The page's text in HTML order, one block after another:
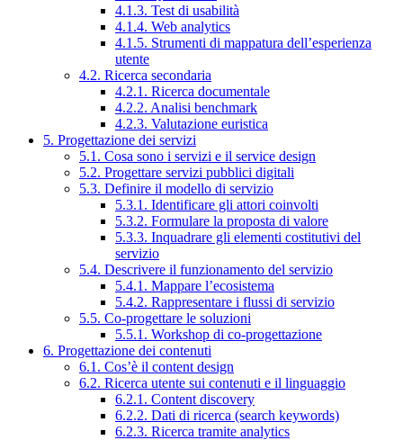
4.1.3. Test di usabilità
4.1.4. Web analytics
4.1.5. Strumenti di mappatura dell’esperienza
utente
4.2. Ricerca secondaria
4.2.1. Ricerca documentale
4.2.2. Analisi benchmark
4.2.3. Valutazione euristica
5. Progettazione dei servizi
5.1. Cosa sono i servizi e il service design
5.2. Progettare servizi pubblici digitali
5.3. Definire il modello di servizio
5.3.1. Identificare gli attori coinvolti
5.3.2. Formulare la proposta di valore
5.3.3. Inquadrare gli elementi costitutivi del
servizio
5.4. Descrivere il funzionamento del servizio
5.4.1. Mappare l’ecosistema
5.4.2. Rappresentare i flussi di servizio
5.5. Co-progettare le soluzioni
5.5.1. Workshop di co-progettazione
6. Progettazione dei contenuti
6.1. Cos’è il content design
6.2. Ricerca utente sui contenuti e il linguaggio
6.2.1. Content discovery
6.2.2. Dati di ricerca (search keywords)
6.2.3. Ricerca tramite analytics